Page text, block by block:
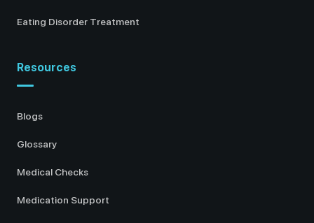
Eating Disorder Treatment
Resources
Blogs
Glossary
Medical Checks
Medication Support